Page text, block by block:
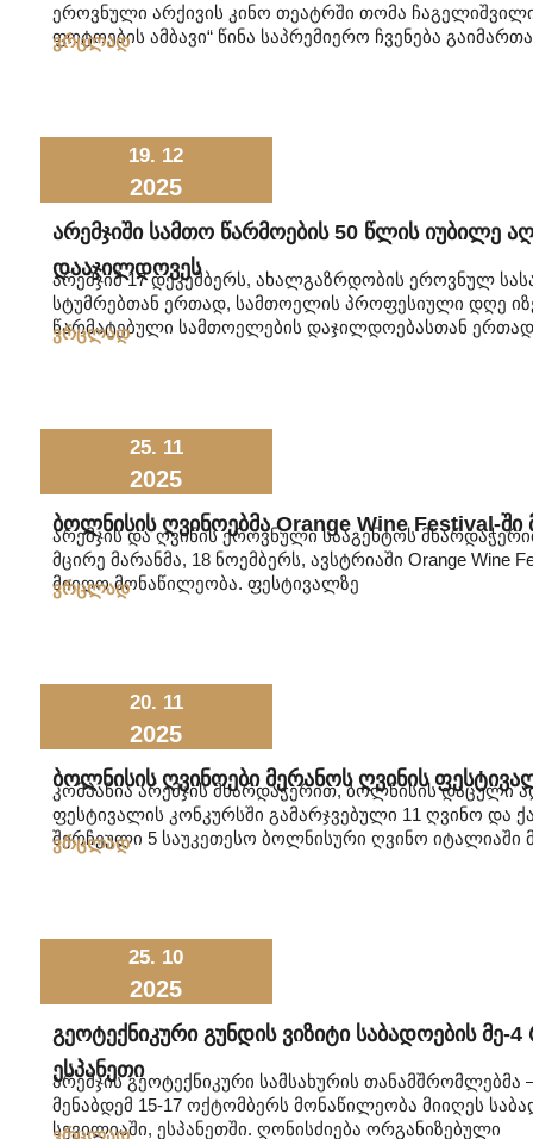
ეროვნული არქივის კინო თეატრში თომა
ფოტოების ამბავი“ წინა საპრემიერო ჩვენება
ვრცლად
19. 12
2025
Არემჯიში Სამთო Წარმოების 50 Წლის Იუბილე
Დააჯილდოვეს
არემჯიმ 17 დეკემბერს, ახალგაზრდობის ეროვნულ
სტუმრებთან ერთად, სამთოელის პროფესიული დღე
წარმატებული სამთოელების დაჯილდოებასთან
ვრცლად
25. 11
2025
Ბოლნისის Ღვინოებმა Orange Wine Festival-Ში
არემჯის და ღვინის ეროვნული სააგენტოს
მცირე მარანმა, 18 ნოემბერს, ავსტრიაში Orange Wine
მიიღო მონაწილეობა. ფესტივალზე
ვრცლად
20. 11
2025
Ბოლნისის Ღვინოები Მერანოს Ღვინის
კომპანია არემჯის მხარდაჭერით, ბოლნისის დაცული
ფესტივალის კონკურსში გამარჯვებული 11 ღვინო და
შერჩეული 5 საუკეთესო ბოლნისური ღვინო იტალიაში
ვრცლად
25. 10
2025
Გეოტექნიკური Გუნდის Ვიზიტი Საბადოების
Ესპანეთი
არემჯის გეოტექნიკური სამსახურის თანამშრომლებმა
მენაბდემ 15-17 ოქტომბერს მონაწილეობა მიიღეს
სევილიაში, ესპანეთში. ღონისძიება ორგანიზებული
ვრცლად